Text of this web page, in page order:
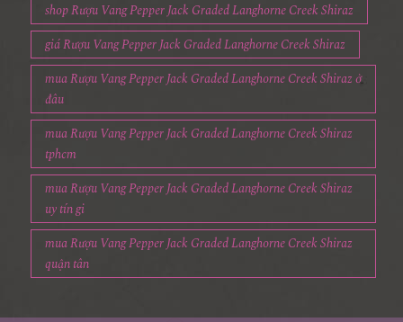
shop Rượu Vang Pepper Jack Graded Langhorne Creek Shiraz
giá Rượu Vang Pepper Jack Graded Langhorne Creek Shiraz
mua Rượu Vang Pepper Jack Graded Langhorne Creek Shiraz ở
đâu
mua Rượu Vang Pepper Jack Graded Langhorne Creek Shiraz
tphcm
mua Rượu Vang Pepper Jack Graded Langhorne Creek Shiraz
uy tín gi
mua Rượu Vang Pepper Jack Graded Langhorne Creek Shiraz
quận tân